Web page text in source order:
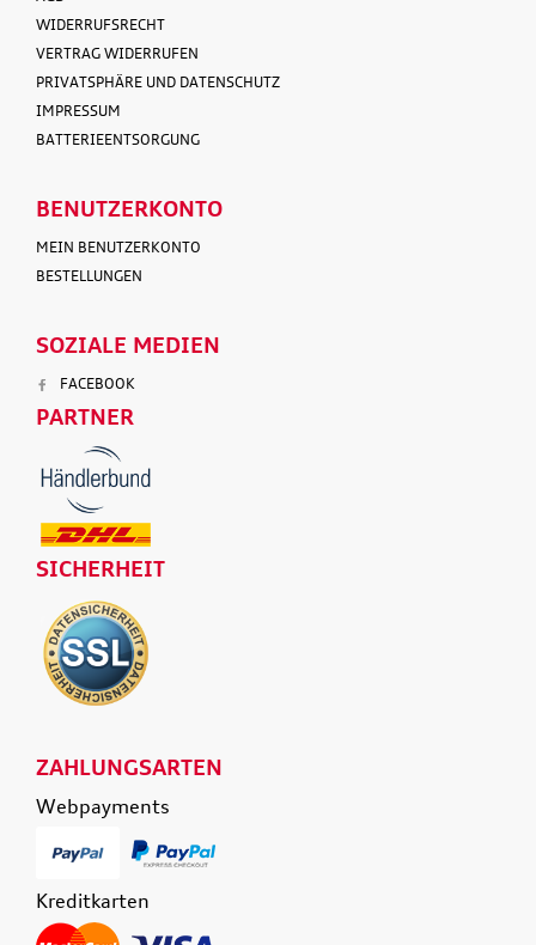
WIDERRUFSRECHT
VERTRAG WIDERRUFEN
PRIVATSPHÄRE UND DATENSCHUTZ
IMPRESSUM
BATTERIEENTSORGUNG
BENUTZERKONTO
MEIN BENUTZERKONTO
BESTELLUNGEN
SOZIALE MEDIEN
FACEBOOK
PARTNER
SICHERHEIT
ZAHLUNGSARTEN
Webpayments
Kreditkarten